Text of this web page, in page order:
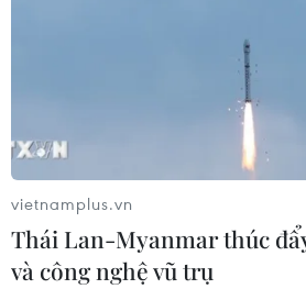
tỷ USD, Hàn Quốc lập kỷ lục
vietnamplus.vn
Thái Lan-Myanmar thúc
và công nghệ vũ trụ